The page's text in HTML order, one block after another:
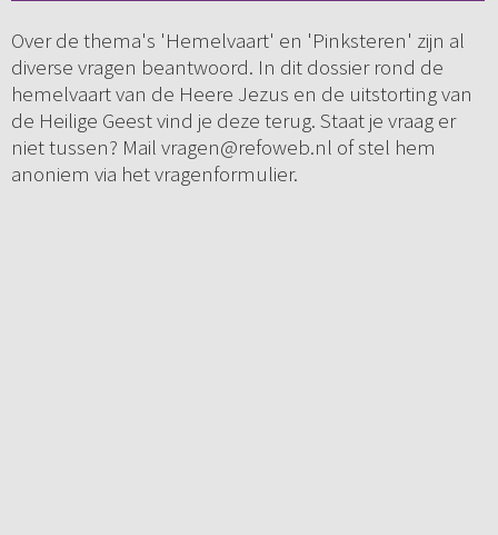
Over de thema's 'Hemelvaart' en 'Pinksteren' zijn al
diverse vragen beantwoord. In dit dossier rond de
hemelvaart van de Heere Jezus en de uitstorting van
de Heilige Geest vind je deze terug. Staat je vraag er
niet tussen? Mail vragen@refoweb.nl of stel hem
anoniem via het vragenformulier.